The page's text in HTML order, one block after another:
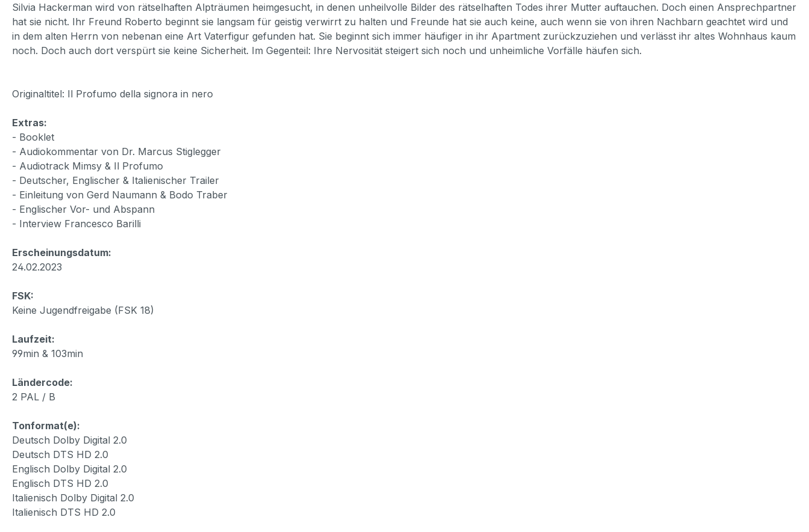
Silvia Hackerman wird von rätselhaften Alpträumen heimgesucht, in denen unheilvolle Bilder des rätselhaften Todes ihrer Mutter auftauchen. Doch einen Ansprechpartner
hat sie nicht. Ihr Freund Roberto beginnt sie langsam für geistig verwirrt zu halten und Freunde hat sie auch keine, auch wenn sie von ihren Nachbarn geachtet wird und
in dem alten Herrn von nebenan eine Art Vaterfigur gefunden hat. Sie beginnt sich immer häufiger in ihr Apartment zurückzuziehen und verlässt ihr altes Wohnhaus kaum
noch. Doch auch dort verspürt sie keine Sicherheit. Im Gegenteil: Ihre Nervosität steigert sich noch und unheimliche Vorfälle häufen sich.
Originaltitel: Il Profumo della signora in nero
Extras:
- Booklet
- Audiokommentar von Dr. Marcus Stiglegger
- Audiotrack Mimsy & Il Profumo
- Deutscher, Englischer & Italienischer Trailer
- Einleitung von Gerd Naumann & Bodo Traber
- Englischer Vor- und Abspann
- Interview Francesco Barilli
Erscheinungsdatum:
24.02.2023
FSK:
Keine Jugendfreigabe (FSK 18)
Laufzeit:
99min & 103min
Ländercode:
2 PAL / B
Tonformat(e):
Deutsch Dolby Digital 2.0
Deutsch DTS HD 2.0
Englisch Dolby Digital 2.0
Englisch DTS HD 2.0
Italienisch Dolby Digital 2.0
Italienisch DTS HD 2.0